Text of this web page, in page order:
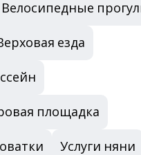
Велосипедные
езда
площадка
Услуги няни